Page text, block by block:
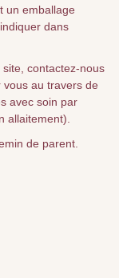
un emballage
dans
contactez-nous
au travers de
avec soin par
allaitement).
de parent.